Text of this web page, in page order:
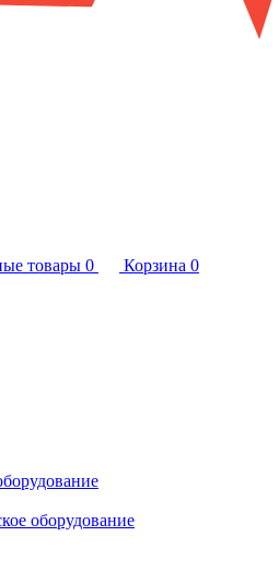
товары 0 Корзина 0
оборудование